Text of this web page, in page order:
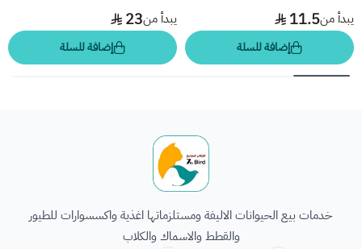
يبدأ من11.5
إضافة للسلة
يبدأ من23
إضافة للسلة
خدمات بيع الحيوانات الاليفة ومستلزماتها اغذية واكسسوارات للطيور
والقطط والاسماك والكلاب